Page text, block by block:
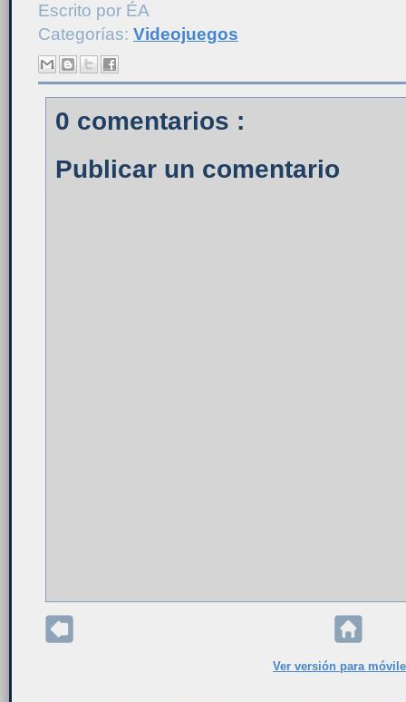
Escrito por ÉA
Categorías: Videojuegos
0 comentarios :
Publicar un comentario
Ver versión para